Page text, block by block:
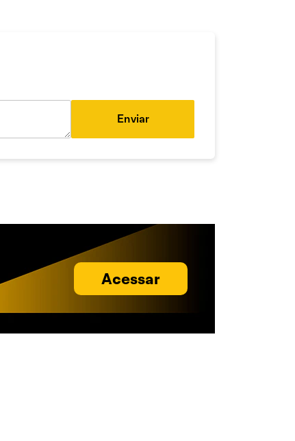
Enviar
Acessar